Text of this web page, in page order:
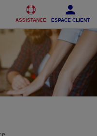
au Pied de page
ASSISTANCE ESPACE CLIENT